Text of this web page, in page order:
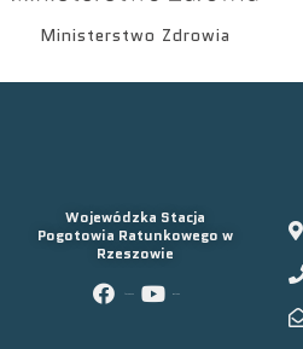
Ministerstwo Zdrowia
Wojewódzka Stacja
Pogotowia Ratunkowego w
Rzeszowie